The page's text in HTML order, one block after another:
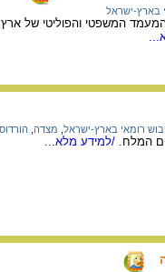
בארץ-ישראל
המעמד המשפטי והפוליטי
רומאי בארץ-ישראל מצדה הורדוס
המלח. /למידע מלא...